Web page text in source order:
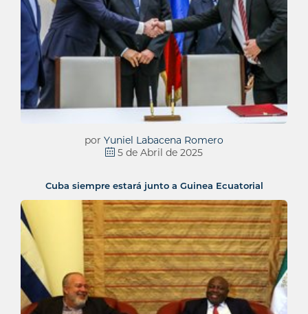
por Yuniel Labacena Romero
5 de Abril de 2025
Cuba siempre estará junto a Guinea Ecuatorial